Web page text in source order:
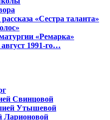
«Сестра таланта»
«Ремарка»
1991-го…
Свинцовой
Утышевой
Ларионовой